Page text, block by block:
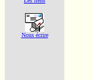
Nous écrire